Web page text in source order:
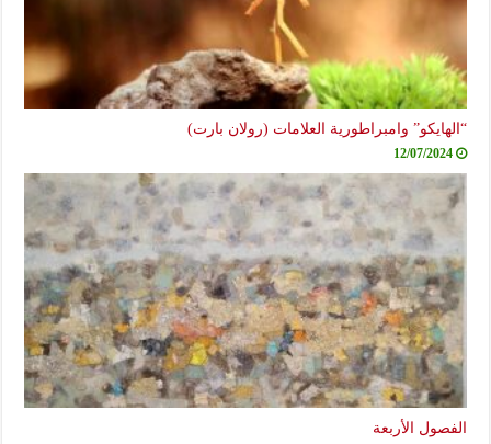
“الهايكو” وامبراطورية العلامات (رولان بارت)
12/07/2024
الفصول الأربعة